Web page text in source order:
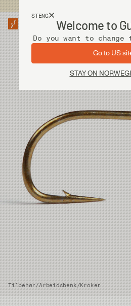
STENG
Welcome to
Do you want to
Go to US
STAY ON
Tilbehør/Arbeidsbenk/Kroker